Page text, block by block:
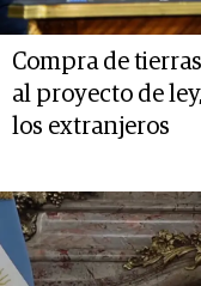
Compra de
al proyecto de
los extranjeros